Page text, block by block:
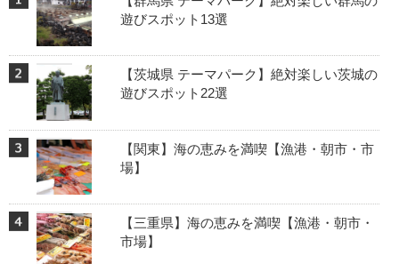
遊びスポット13選
【茨城県 テーマパーク】絶対楽しい茨城の
遊びスポット22選
【関東】海の恵みを満喫【漁港・朝市・市
場】
【三重県】海の恵みを満喫【漁港・朝市・
市場】